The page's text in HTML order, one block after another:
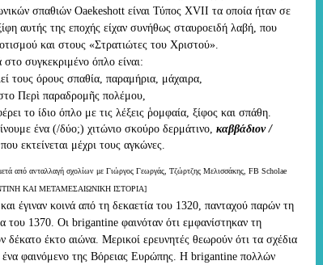
σπαθιών Oaekeshott είναι Τύπος XVIΙ τα οποία ήταν σε
αυτής της εποχής είχαν συνήθως σταυροειδή λαβή, που
και στους «Στρατιώτες του Χριστού».
στο συγκεκριμένο όπλο είναι:
τους όρους σπαθία, παραμήρια, μάχαιρα,
Περὶ παραδρομῆς πολέμου,
το ίδιο όπλο με τις λέξεις ῥομφαία, ξίφος και σπάθη.
ένα (/δύο;) χιτώνιο σκούρο δερμάτινο, καββάδιον /
από ανταλλαγή σχολίων με Γιώργος Γεωργάς, Τζώρτζης Μελισσάκης, FB Scholae
ΚΑΙ ΜΕΤΑΜΕΣΑΙΩΝΙΚΗ ΙΣΤΟΡΙΑ]
έγιναν κοινά από τη δεκαετία του 1320, πανταχού παρών τη
του 1370. Οι brigantine φαινόταν ότι εμφανίστηκαν τη
δέκατο έκτο αιώνα. Μερικοί ερευνητές θεωρούν ότι τα σχέδια
φαινόμενο της Βόρειας Ευρώπης. Η brigantine πολλών